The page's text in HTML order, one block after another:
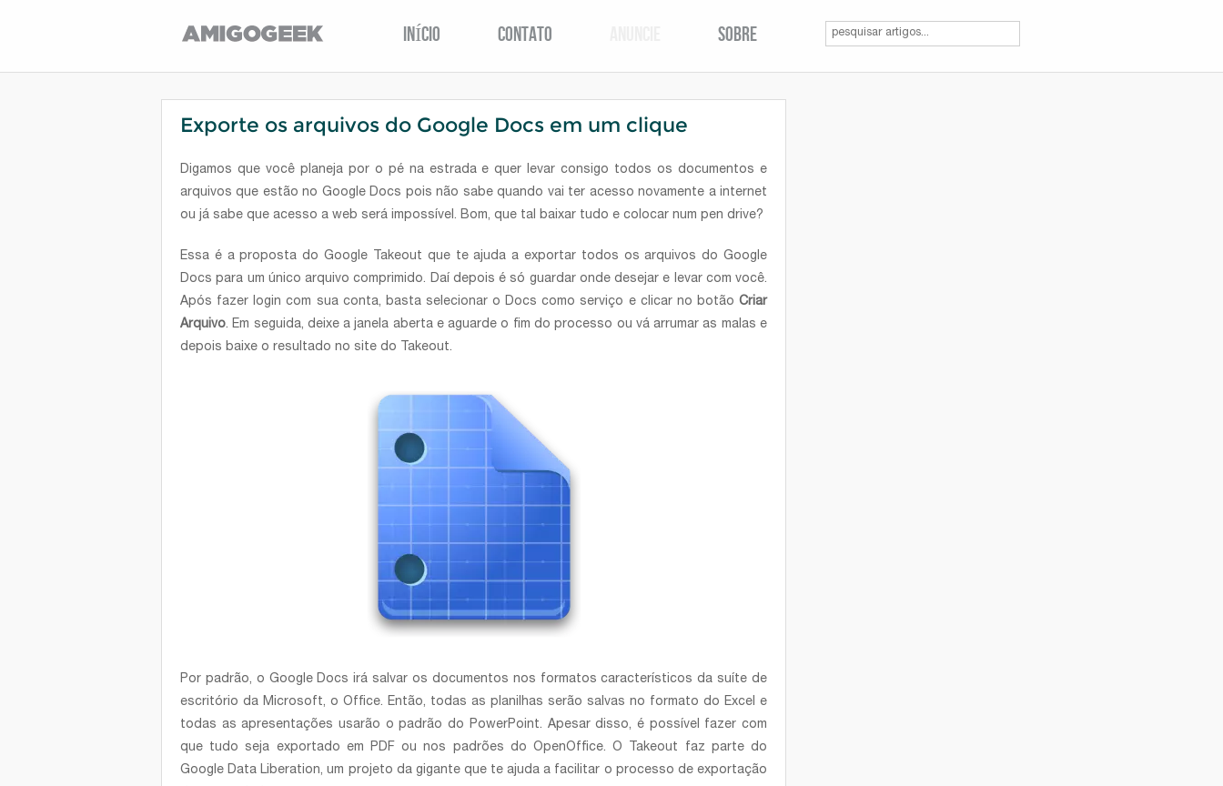
INÍCIO CONTATO SOBRE
Exporte os arquivos do Google Docs em um clique
Digamos que você planeja por o pé na estrada e quer levar consigo todos os documentos e
arquivos que estão no Google Docs pois não sabe quando vai ter acesso novamente a internet
ou já sabe que acesso a web será impossível. Bom, que tal baixar tudo e colocar num pen drive?
Essa é a proposta do Google Takeout que te ajuda a exportar todos os arquivos do Google
Docs para um único arquivo comprimido. Daí depois é só guardar onde desejar e levar com você.
Após fazer login com sua conta, basta selecionar o Docs como serviço e clicar no botão Criar
Arquivo. Em seguida, deixe a janela aberta e aguarde o fim do processo ou vá arrumar as malas e
depois baixe o resultado no site do Takeout.
Por padrão, o Google Docs irá salvar os documentos nos formatos característicos da suíte de
escritório da Microsoft, o Office. Então, todas as planilhas serão salvas no formato do Excel e
todas as apresentações usarão o padrão do PowerPoint. Apesar disso, é possível fazer com
que tudo seja exportado em PDF ou nos padrões do OpenOffice. O Takeout faz parte do
Google Data Liberation, um projeto da gigante que te ajuda a facilitar o processo de exportação